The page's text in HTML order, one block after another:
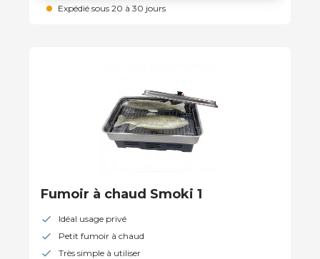
Expédié sous 20 à 30 jours
Fumoir à chaud Smoki 1
Idéal usage privé
Petit fumoir à chaud
Très simple à utiliser